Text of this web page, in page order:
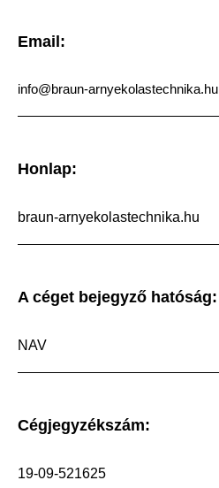
Email:
info@braun-arnyekolastechnika.hu
Honlap:
braun-arnyekolastechnika.hu
A céget bejegyző hatóság:
NAV
Cégjegyzékszám:
19-09-521625